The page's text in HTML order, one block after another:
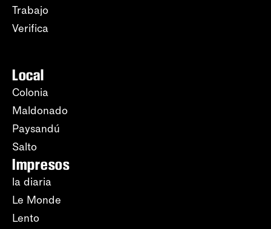
Trabajo
Verifica
Local
Colonia
Maldonado
Paysandú
Salto
Impresos
la diaria
Le Monde
Lento